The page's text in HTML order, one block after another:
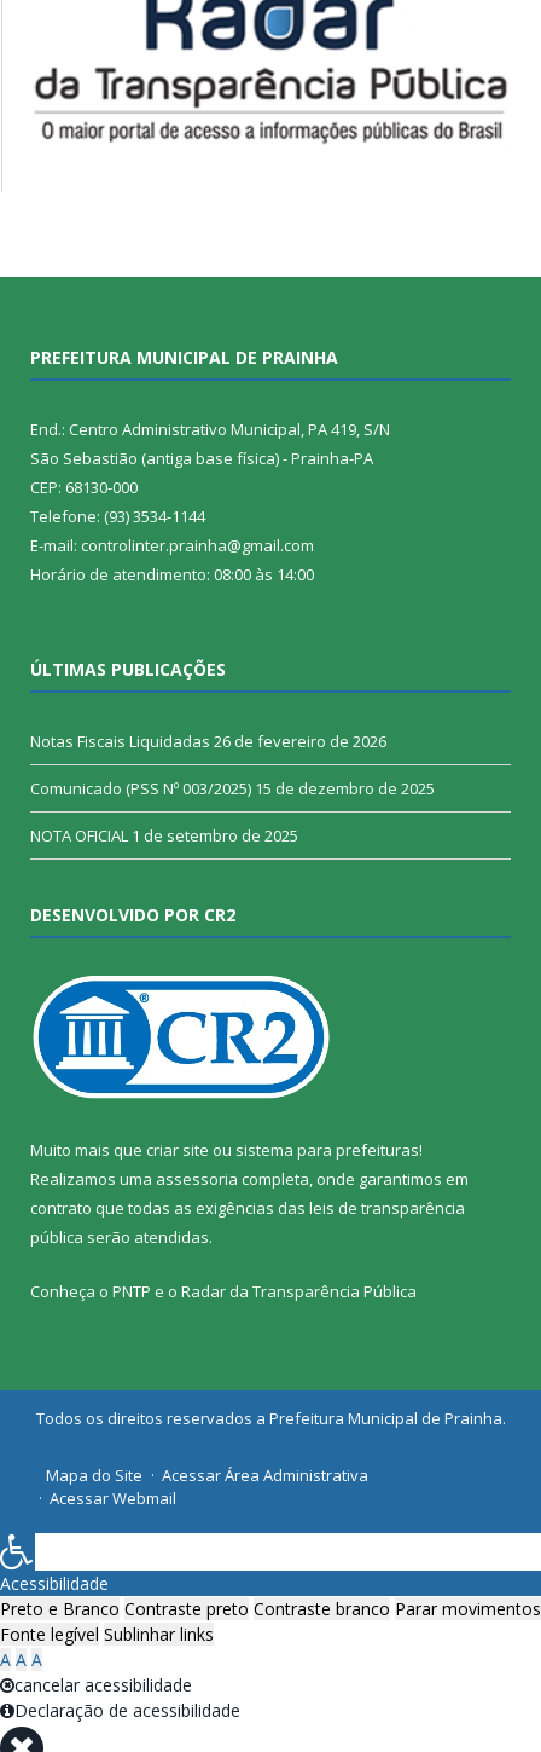
PREFEITURA MUNICIPAL DE PRAINHA
End.: Centro Administrativo Municipal, PA 419, S/N
São Sebastião (antiga base física) - Prainha-PA
CEP: 68130-000
Telefone: (93) 3534-1144
E-mail: controlinter.prainha@gmail.com
Horário de atendimento: 08:00 às 14:00
ÚLTIMAS PUBLICAÇÕES
Notas Fiscais Liquidadas 26 de fevereiro de 2026
Comunicado (PSS Nº 003/2025) 15 de dezembro de 2025
NOTA OFICIAL 1 de setembro de 2025
DESENVOLVIDO POR CR2
Muito mais que criar site ou sistema para prefeituras!
Realizamos uma assessoria completa, onde garantimos em
contrato que todas as exigências das leis de transparência
pública serão atendidas.
Conheça o PNTP e o Radar da Transparência Pública
Todos os direitos reservados a Prefeitura Municipal de Prainha.
Mapa do Site
Acessar Área Administrativa
Acessar Webmail
Acessibilidade
Preto e Branco Contraste preto Contraste branco Parar movimentos
Fonte legível Sublinhar links
A A A
cancelar acessibilidade
Declaração de acessibilidade